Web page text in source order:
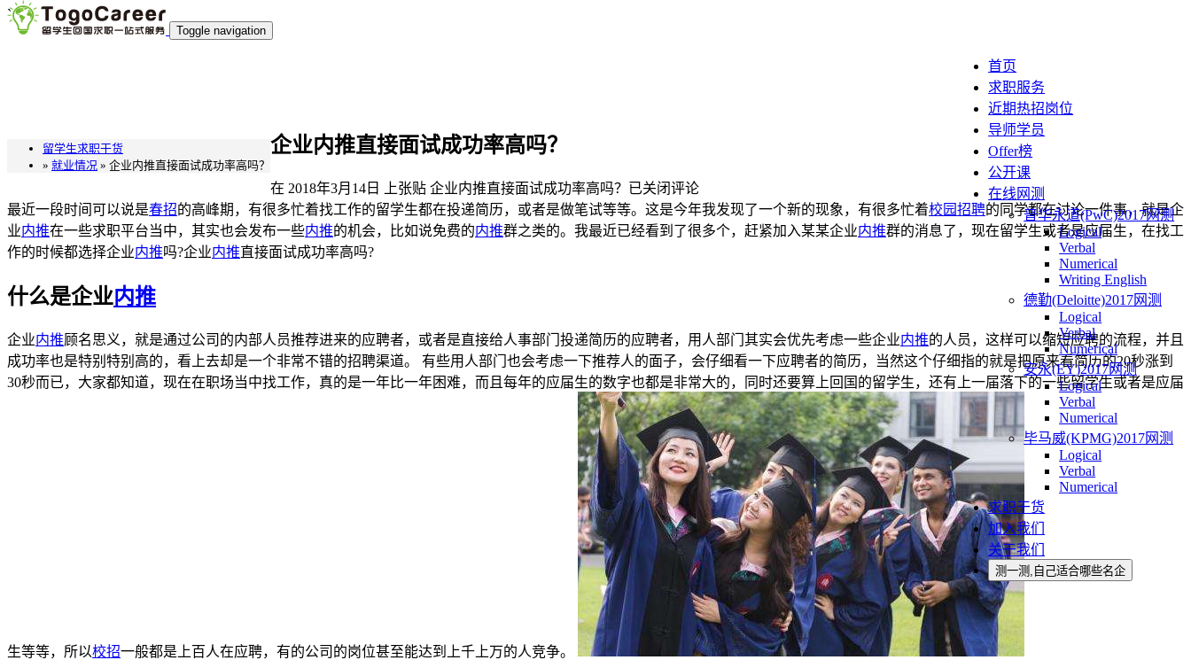
`
Toggle navigation
首页
求职服务
近期热招岗位
导师学员
Offer榜
公开课
在线网测
普华永道(PwC)2017网测
Logical
Verbal
Numerical
Writing English
德勤(Deloitte)2017网测
Logical
Verbal
Numerical
安永(EY)2017网测
Logical
Verbal
Numerical
毕马威(KPMG)2017网测
Logical
Verbal
Numerical
求职干货
加入我们
关于我们
测一测,自己适合哪些名企
留学生求职干货
» 就业情况 » 企业内推直接面试成功率高吗？
企业内推直接面试成功率高吗？
在 2018年3月14日 上张贴 企业内推直接面试成功率高吗？ 已关闭评论
最近一段时间可以说是春招的高峰期，有很多忙着找工作的留学生都在投递简历，或者是做笔试等等。这是今年我发现了一个新的现象，有很多忙着校园招聘的同学都在讨论一件事，就是企
业内推在一些求职平台当中，其实也会发布一些内推的机会，比如说免费的内推群之类的。我最近已经看到了很多个，赶紧加入某某企业内推群的消息了，现在留学生或者是应届生，在找工
作的时候都选择企业内推吗?企业内推直接面试成功率高吗?
什么是企业内推
企业内推顾名思义，就是通过公司的内部人员推荐进来的应聘者，或者是直接给人事部门投递简历的应聘者，用人部门其实会优先考虑一些企业内推的人员，这样可以缩短应聘的流程，并且
成功率也是特别特别高的，看上去却是一个非常不错的招聘渠道。 有些用人部门也会考虑一下推荐人的面子，会仔细看一下应聘者的简历，当然这个仔细指的就是把原来看简历的20秒涨到
30秒而已，大家都知道，现在在职场当中找工作，真的是一年比一年困难，而且每年的应届生的数字也都是非常大的，同时还要算上回国的留学生，还有上一届落下的一些留学生或者是应届
生等等，所以校招一般都是上百人在应聘，有的公司的岗位甚至能达到上千上万的人竞争。